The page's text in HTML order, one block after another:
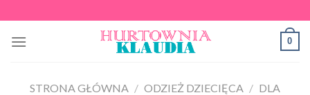
to
content
0
STRONA GŁÓWNA / ODZIEŻ DZIECIĘCA / DLA